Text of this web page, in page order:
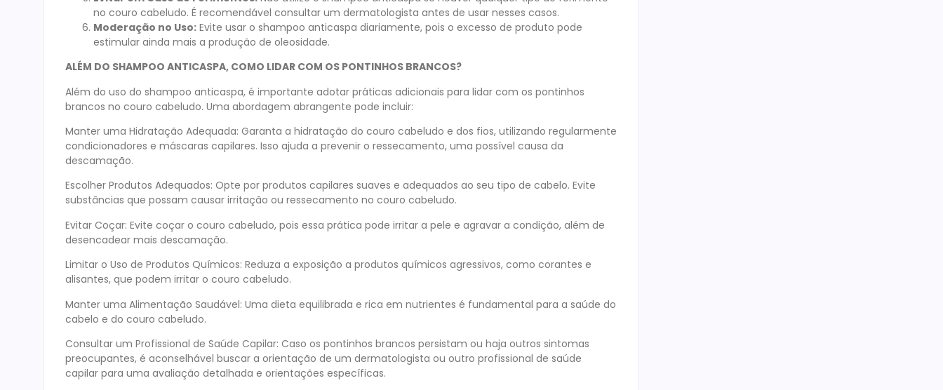
no couro cabeludo. É recomendável consultar um dermatologista antes de usar nesses casos.
Moderação no Uso: Evite usar o shampoo anticaspa diariamente, pois o excesso de produto pode
estimular ainda mais a produção de oleosidade.
ALÉM DO SHAMPOO ANTICASPA, COMO LIDAR COM OS PONTINHOS BRANCOS?
Além do uso do shampoo anticaspa, é importante adotar práticas adicionais para lidar com os pontinhos
brancos no couro cabeludo. Uma abordagem abrangente pode incluir:
Manter uma Hidratação Adequada: Garanta a hidratação do couro cabeludo e dos fios, utilizando regularmente
condicionadores e máscaras capilares. Isso ajuda a prevenir o ressecamento, uma possível causa da
descamação.
Escolher Produtos Adequados: Opte por produtos capilares suaves e adequados ao seu tipo de cabelo. Evite
substâncias que possam causar irritação ou ressecamento no couro cabeludo.
Evitar Coçar: Evite coçar o couro cabeludo, pois essa prática pode irritar a pele e agravar a condição, além de
desencadear mais descamação.
Limitar o Uso de Produtos Químicos: Reduza a exposição a produtos químicos agressivos, como corantes e
alisantes, que podem irritar o couro cabeludo.
Manter uma Alimentação Saudável: Uma dieta equilibrada e rica em nutrientes é fundamental para a saúde do
cabelo e do couro cabeludo.
Consultar um Profissional de Saúde Capilar: Caso os pontinhos brancos persistam ou haja outros sintomas
preocupantes, é aconselhável buscar a orientação de um dermatologista ou outro profissional de saúde
capilar para uma avaliação detalhada e orientações específicas.